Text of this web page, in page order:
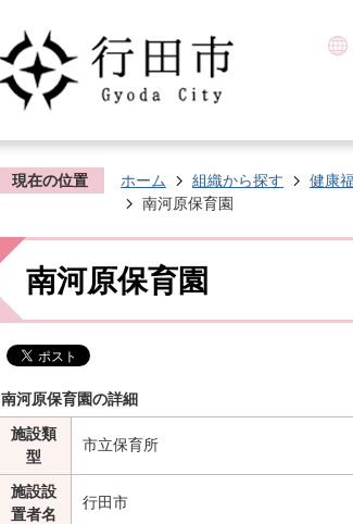
現在の位置 ホーム 組織から探す 健康
南河原保育園
南河原保育園
南河原保育園の詳細
施設類
型
市立保育所
施設設
置者名
行田市